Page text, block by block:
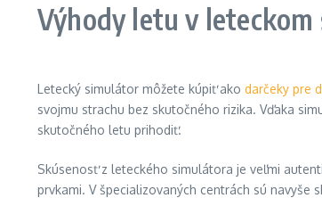
Výhody letu v
Letecký simulátor môžete kúpiť ako darčeky pre
svojmu strachu bez skutočného rizika. Vďaka
skutočného letu prihodiť.
Skúsenosť z leteckého simulátora je veľmi
prvkami. V špecializovaných centrách sú